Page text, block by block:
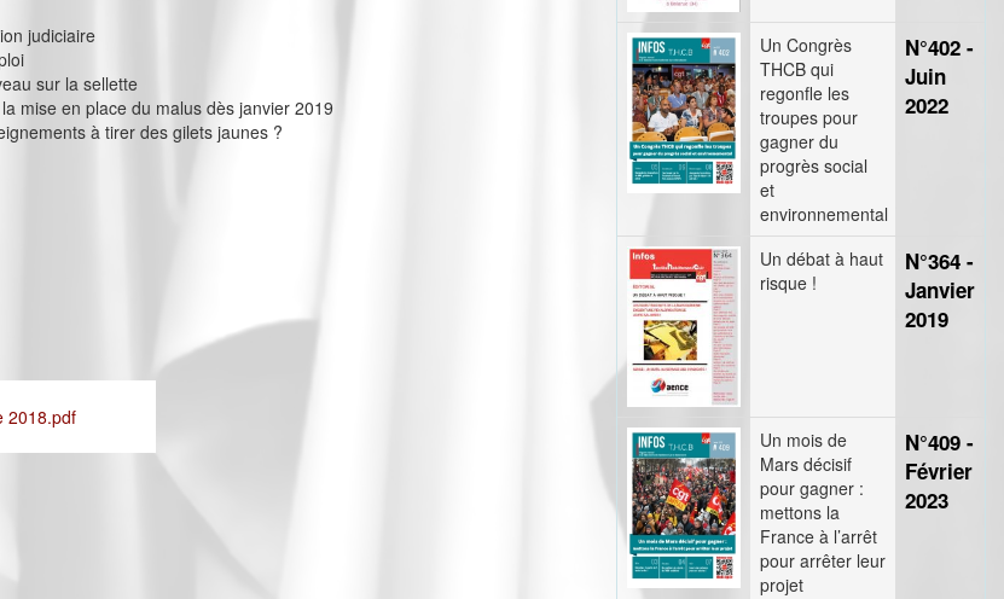
judiciaire
sur la sellette
mise en place du malus dès janvier 2019
à tirer des gilets jaunes ?
2018.pdf
Un Congrès
THCB qui
regonfle les
troupes pour
gagner du
progrès social
et
environnemental
N°402 -
Juin
2022
Un débat à haut
risque !
N°364 -
Janvier
2019
Un mois de
Mars décisif
pour gagner :
mettons la
France à l’arrêt
pour arrêter leur
projet
N°409 -
Février
2023